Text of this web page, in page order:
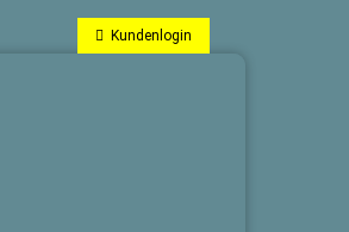
Kundenlogin